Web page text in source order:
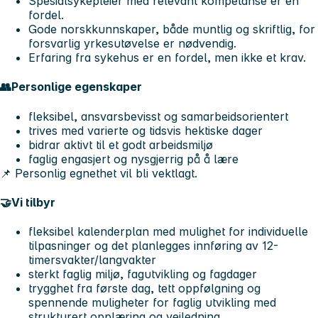
fordel.
Gode norskkunnskaper, både muntlig og skriftlig, for
forsvarlig yrkesutøvelse er nødvendig.
Erfaring fra sykehus er en fordel, men ikke et krav.
👥Personlige egenskaper
fleksibel, ansvarsbevisst og samarbeidsorientert
trives med varierte og tidsvis hektiske dager
bidrar aktivt til et godt arbeidsmiljø
faglig engasjert og nysgjerrig på å lære
📌 Personlig egnethet vil bli vektlagt.
🤝Vi tilbyr
fleksibel kalenderplan med mulighet for individuelle
tilpasninger og det planlegges innføring av 12-
timersvakter/langvakter
sterkt faglig miljø, fagutvikling og fagdager
trygghet fra første dag, tett oppfølgning og
spennende muligheter for faglig utvikling med